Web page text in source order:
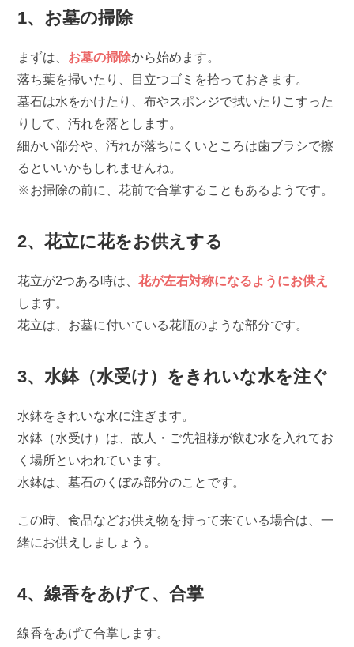
1、お墓の掃除
まずは、 お墓の掃除から始めます。
落ち葉を掃いたり、目立つゴミを拾っておきます。
墓石は水をかけたり、布やスポンジで拭いたりこすった
りして、汚れを落とします。
細かい部分や、汚れが落ちにくいところは歯ブラシで擦
るといいかもしれませんね。
※お掃除の前に、花前で合掌することもあるようです。
2、花立に花をお供えする
花立が2つある時は、花が左右対称になるようにお供え
します。
花立は、お墓に付いている花瓶のような部分です。
3、水鉢（水受け）をきれいな水を注ぐ
水鉢をきれいな水に注ぎます。
水鉢（水受け）は、故人・ご先祖様が飲む水を入れてお
く場所といわれています。
水鉢は、墓石のくぼみ部分のことです。
この時、食品などお供え物を持って来ている場合は、一
緒にお供えしましょう。
4、線香をあげて、合掌
線香をあげて合掌します。